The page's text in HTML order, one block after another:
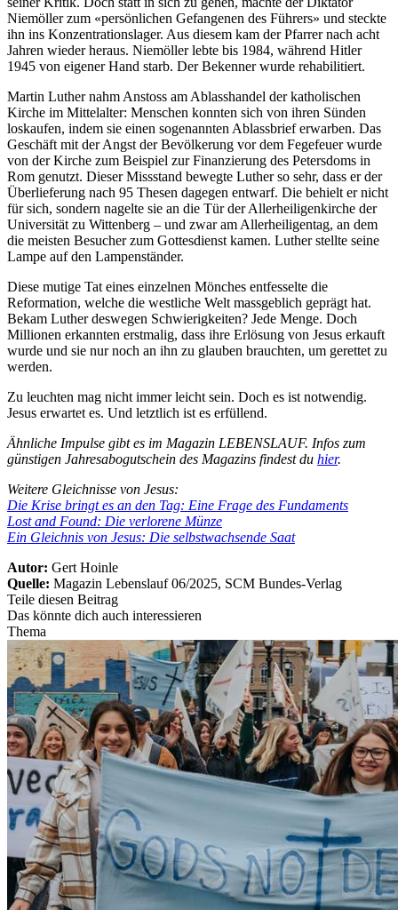
Niemöller zum «persönlichen Gefangenen des Führers» und steckte
ihn ins Konzentrationslager. Aus diesem kam der Pfarrer nach acht
Jahren wieder heraus. Niemöller lebte bis 1984, während Hitler
1945 von eigener Hand starb. Der Bekenner wurde rehabilitiert.
Martin Luther nahm Anstoss am Ablasshandel der katholischen
Kirche im Mittelalter: Menschen konnten sich von ihren Sünden
loskaufen, indem sie einen sogenannten Ablassbrief erwarben. Das
Geschäft mit der Angst der Bevölkerung vor dem Fegefeuer wurde
von der Kirche zum Beispiel zur Finanzierung des Petersdoms in
Rom genutzt. Dieser Missstand bewegte Luther so sehr, dass er der
Überlieferung nach 95 Thesen dagegen entwarf. Die behielt er nicht
für sich, sondern nagelte sie an die Tür der Allerheiligenkirche der
Universität zu Wittenberg – und zwar am Allerheiligentag, an dem
die meisten Besucher zum Gottesdienst kamen. Luther stellte seine
Lampe auf den Lampenständer.
Diese mutige Tat eines einzelnen Mönches entfesselte die
Reformation, welche die westliche Welt massgeblich geprägt hat.
Bekam Luther deswegen Schwierigkeiten? Jede Menge. Doch
Millionen erkannten erstmalig, dass ihre Erlösung von Jesus erkauft
wurde und sie nur noch an ihn zu glauben brauchten, um gerettet zu
werden.
Zu leuchten mag nicht immer leicht sein. Doch es ist notwendig.
Jesus erwartet es. Und letztlich ist es erfüllend.
Ähnliche Impulse gibt es im Magazin LEBENSLAUF. Infos zum
günstigen Jahresabogutschein des Magazins findest du hier.
Weitere Gleichnisse von Jesus:
Die Krise bringt es an den Tag: Eine Frage des Fundaments
Lost and Found: Die verlorene Münze
Ein Gleichnis von Jesus: Die selbstwachsende Saat
Autor: Gert Hoinle
Quelle: Magazin Lebenslauf 06/2025, SCM Bundes-Verlag
Teile diesen Beitrag
Das könnte dich auch interessieren
Thema